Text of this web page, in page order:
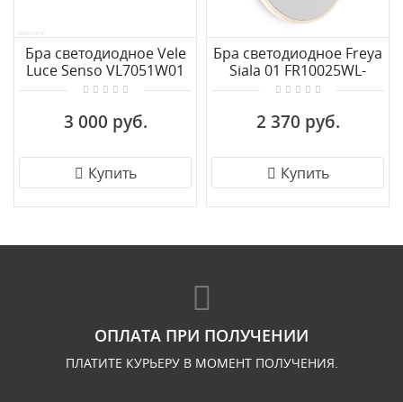
Бра светодиодное Vele
Luce Senso VL7051W01
3 000 руб.
Купить
Бра светодиодное Freya
Siala 01 FR10025WL-
L10W
2 370 руб.
Купить
ОПЛАТА ПРИ ПОЛУЧЕНИИ
ПЛАТИТЕ КУРЬЕРУ В МОМЕНТ ПОЛУЧЕНИЯ.